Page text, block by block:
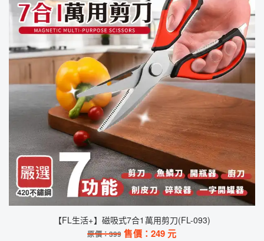
【FL生活+】磁吸式7合1萬用剪刀(FL-093)
原價：399 售價： 249元